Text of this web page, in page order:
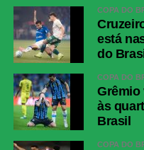
COPA DO
está
do
COPA DO
Grêmio
às
Brasil
COPA DO